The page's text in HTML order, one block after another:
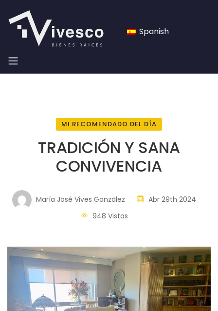
Spanish
MI RECOMENDADO DEL DÍA
TRADICIÓN Y SANA
CONVIVENCIA
María José Vives González
Abr 29th 2024
948 Vistas